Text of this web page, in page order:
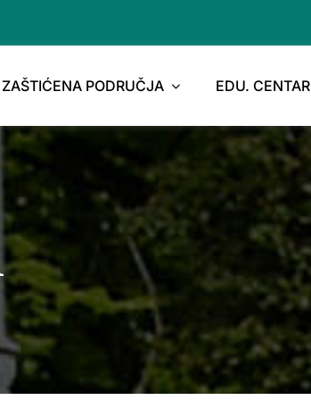
ZAŠTIĆENA PODRUČJA EDU. CENTAR